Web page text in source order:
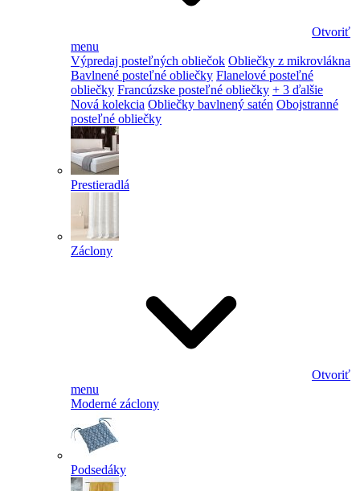
Otvoriť
menu
Výpredaj posteľných obliečok Obliečky z mikrovlákna
Bavlnené posteľné obliečky Flanelové posteľné
obliečky Francúzske posteľné obliečky + 3 ďalšie
Nová kolekcia Obliečky bavlnený satén Obojstranné
posteľné obliečky
Prestieradlá
Záclony
Otvoriť
menu
Moderné záclony
Podsedáky